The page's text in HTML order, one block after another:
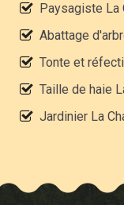
Paysagiste La
Abattage
Tonte et
Taille de haie
Jardinier La